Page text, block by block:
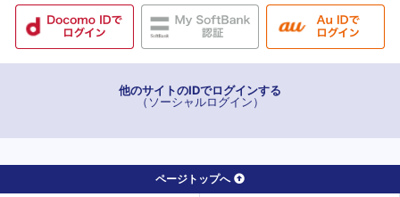
他のサイトのIDでログインする
（ソーシャルログイン）
ページトップへ